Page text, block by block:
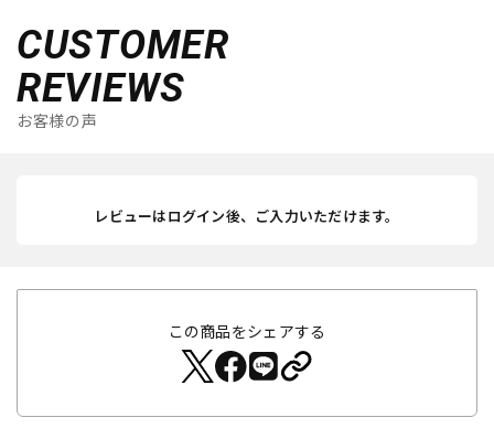
CUSTOMER
REVIEWS
お客様の声
レビューはログイン後、ご入力いただけます。
この商品をシェアする